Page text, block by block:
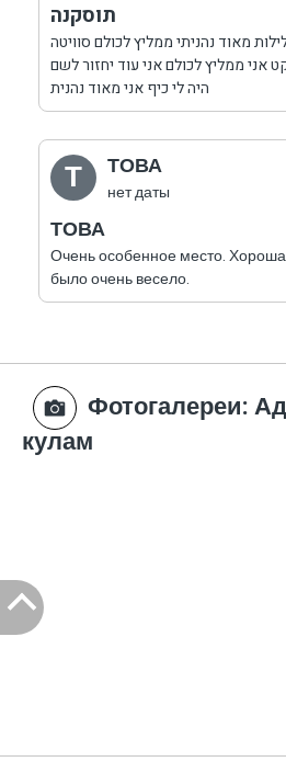
תוסקנה
מאוד נהניתי ממליץ לכולם סוויטה
אני ממליץ לכולם אני עוד יחזור לשם
היה לי כיף אני מאוד נהנית
Т ТОВА
нет даты
ТОВА
Очень особенное место.
было очень весело.
Фотогалереи:
кулам